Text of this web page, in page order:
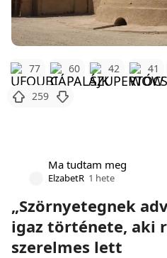
77 60 42 41
259
Ma tudtam meg
ElzabetR 1 hete
„Szörnyetegnek
igaz története, aki
szerelmes lett